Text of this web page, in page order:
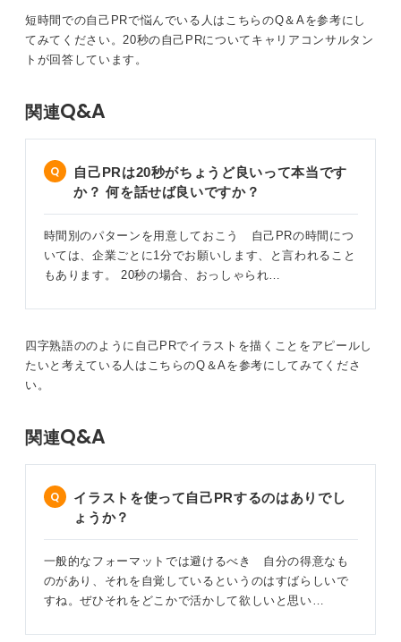
おり「確かにそうですね！」と相手に納得感を与える内
容であることですよ。
四字熟語で言い表した個性がもたらした「結果」ま
で伝えよう
もないような当たり前のことを徹底的におこなうこと」
その言葉を学生時代からずっと徹底して意識してきた
ら、どんな結果につながるのでしょうか。その「結果」
質問者さんは、どんなことにこれまで取り組み、意識し
て生きてきましたか。その結果、どんな個性が育まれた
とはこう、性格はこう、これに当てはまる四字熟語
は？」と聞いてくれると、おすすめの四字熟語をお伝え
短時間での自己PRで悩んでいる人はこちらのQ＆Aを参考にし
てみてください。20秒の自己PRについてキャリアコンサルタン
トが回答しています。
関連Q&A
自己PRは20秒がちょうど良いって本当です
か？ 何を話せば良いですか？
時間別のパターンを用意しておこう 自己PRの時間につ
いては、企業ごとに1分でお願いします、と言われること
もあります。 20秒の場合、おっしゃられ…
四字熟語ののように自己PRでイラストを描くことをアピールし
たいと考えている人はこちらのQ＆Aを参考にしてみてくださ
い。
関連Q&A
イラストを使って自己PRするのはありでし
ょうか？
一般的なフォーマットでは避けるべき 自分の得意なも
のがあり、それを自覚しているというのはすばらしいで
すね。ぜひそれをどこかで活かして欲しいと思い…